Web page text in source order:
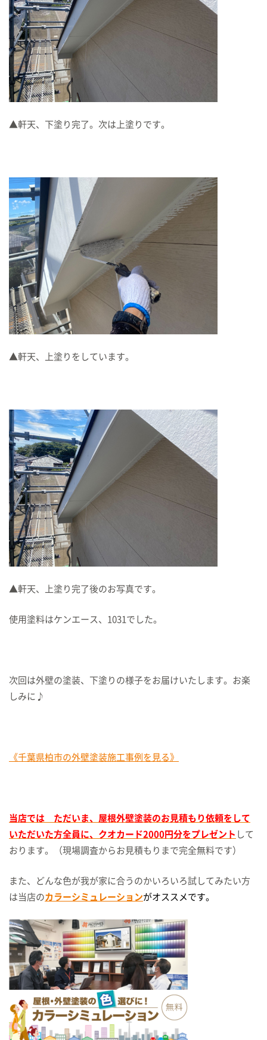
▲軒天、下塗り完了。次は上塗りです。
▲軒天、上塗りをしています。
▲軒天、上塗り完了後のお写真です。
使用塗料はケンエース、1031でした。
次回は外壁の塗装、下塗りの様子をお届けいたします。お楽
しみに♪
《千葉県柏市の外壁塗装施工事例を見る》
当店では ただいま、屋根外壁塗装のお見積もり依頼をして
いただいた方全員に、クオカード2000円分をプレゼント して
おります。（現場調査からお見積もりまで完全無料です）
また、どんな色が我が家に合うのかいろいろ試してみたい方
は当店のカラーシミュレーションがオススメです。